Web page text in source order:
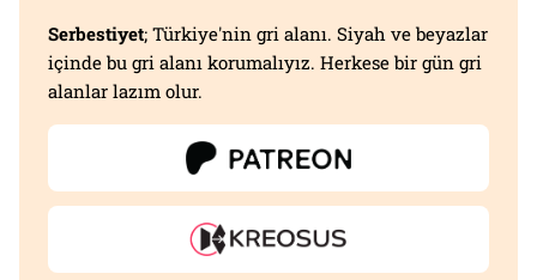
Serbestiyet; Türkiye'nin gri alanı. Siyah ve beyazlar
içinde bu gri alanı korumalıyız. Herkese bir gün gri
alanlar lazım olur.